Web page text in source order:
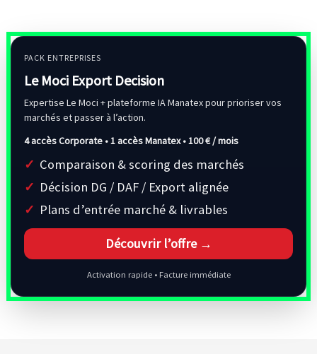
PACK ENTREPRISES
Le Moci Export Decision
Expertise Le Moci + plateforme IA Manatex pour prioriser vos
marchés et passer à l’action.
4 accès Corporate • 1 accès Manatex •100 € / mois
Comparaison & scoring des marchés
Décision DG / DAF / Export alignée
Plans d’entrée marché & livrables
Découvrir l’offre →
Activation rapide • Facture immédiate